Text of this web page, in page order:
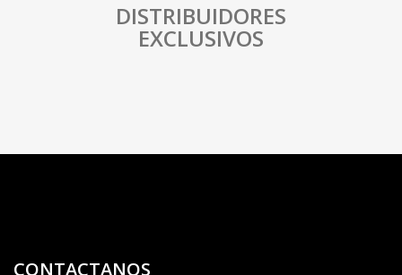
DISTRIBUIDORES
EXCLUSIVOS
CONTACTANOS